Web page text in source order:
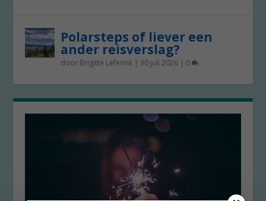
Polarsteps of liever een
ander reisverslag?
door Brigitte Leferink | 30 juli 2026 | 0